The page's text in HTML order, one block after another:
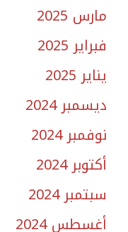
مارس 2025
فبراير 2025
يناير 2025
ديسمبر 2024
نوفمبر 2024
أكتوبر 2024
سبتمبر 2024
أغسطس 2024